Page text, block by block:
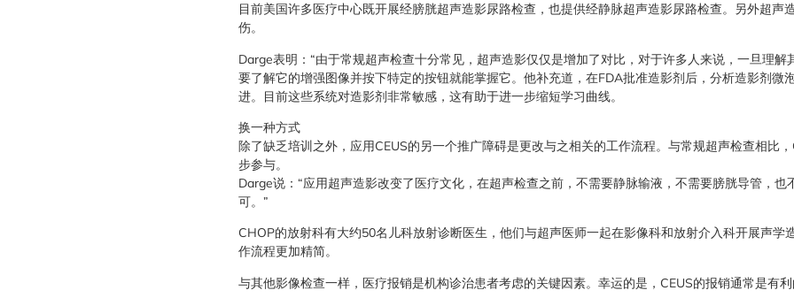
目前美国许多医疗中心既开展经膀胱超声造影尿路检查，也提供经静脉超声造影尿路检查。另外超声
伤。
Darge表明：“由于常规超声检查十分常见，超声造影仅仅是增加了对比，对于许多人来说，一旦理解
要了解它的增强图像并按下特定的按钮就能掌握它。他补充道，在FDA批准造影剂后，分析造影剂微
进。目前这些系统对造影剂非常敏感，这有助于进一步缩短学习曲线。
换一种方式
除了缺乏培训之外，应用CEUS的另一个推广障碍是更改与之相关的工作流程。与常规超声检查相比
步参与。
Darge说：“应用超声造影改变了医疗文化，在超声检查之前，不需要静脉输液，不需要膀胱导管，也
可。”
CHOP的放射科有大约50名儿科放射诊断医生，他们与超声医师一起在影像科和放射介入科开展声学
作流程更加精简。
与其他影像检查一样，医疗报销是机构诊治患者考虑的关键因素。幸运的是，CEUS的报销通常是有利